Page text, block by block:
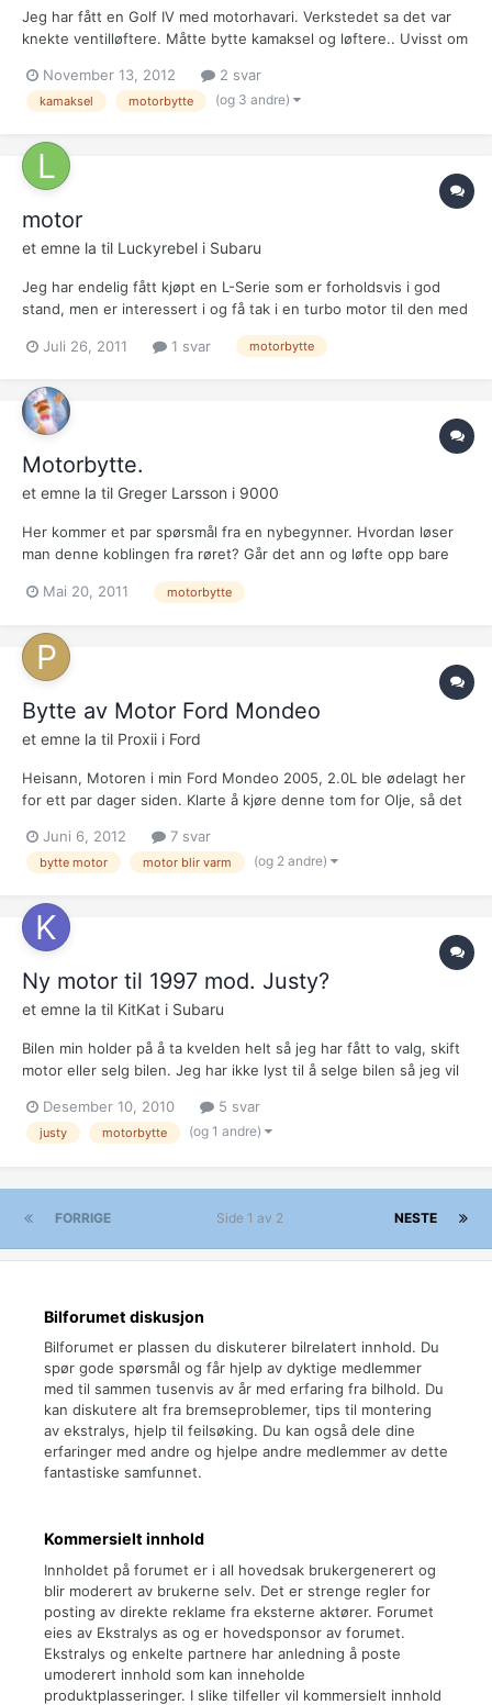
Jeg har fått en Golf IV med motorhavari. Verkstedet sa det var
knekte ventilløftere. Måtte bytte kamaksel og løftere.. Uvisst om
som bør gjøres? Jeg har ikke hentet bilen enda. Bør jeg bytte
topp eller motor? Må gi ganske mange tu...
November 13, 2012 2 svar
kamaksel motorbytte (og 3 andre)
motor
et emne la til Luckyrebel i Subaru
Jeg har endelig fått kjøpt en L-Serie som er forholdsvis i god
stand, men er interessert i og få tak i en turbo motor til den med
mulig og få tak i dette?
Juli 26, 2011 1 svar motorbytte
Motorbytte.
et emne la til Greger Larsson i 9000
Her kommer et par spørsmål fra en nybegynner. Hvordan løser
man denne koblingen fra røret? Går det ann og løfte opp bare
pakka rett opp? Legger med to bilder.[ATTACH]22843[/ATTACH]
Mai 20, 2011 motorbytte
Bytte av Motor Ford Mondeo
et emne la til Proxii i Ford
Heisann, Motoren i min Ford Mondeo 2005, 2.0L ble ødelagt her
for ett par dager siden. Klarte å kjøre denne tom for Olje, så det
registreringsnummer er: TF 21177 Må nå bytte motor i bilen min
og lurer derfor på følgende: Har funnet en...
Juni 6, 2012 7 svar
bytte motor motor blir varm (og 2 andre)
Ny motor til 1997 mod. Justy?
et emne la til KitKat i Subaru
Bilen min holder på å ta kvelden helt så jeg har fått to valg, skift
motor eller selg bilen. Jeg har ikke lyst til å selge bilen så jeg vil
trenger hjelp :p Er det noen som vet hva slags motor jeg kan
lete etter...
Desember 10, 2010 5 svar
justy motorbytte (og 1 andre)
FORRIGE NESTE
Side 1 av 2
Bilforumet diskusjon
Bilforumet er plassen du diskuterer bilrelatert innhold. Du
spør gode spørsmål og får hjelp av dyktige medlemmer
med til sammen tusenvis av år med erfaring fra bilhold. Du
kan diskutere alt fra bremseproblemer, tips til montering
av ekstralys, hjelp til feilsøking. Du kan også dele dine
erfaringer med andre og hjelpe andre medlemmer av dette
fantastiske samfunnet.
Kommersielt innhold
Innholdet på forumet er i all hovedsak brukergenerert og
blir moderert av brukerne selv. Det er strenge regler for
posting av direkte reklame fra eksterne aktører. Forumet
eies av Ekstralys as og er hovedsponsor av forumet.
Ekstralys og enkelte partnere har anledning å poste
umoderert innhold som kan inneholde
produktplasseringer. I slike tilfeller vil kommersielt innhold